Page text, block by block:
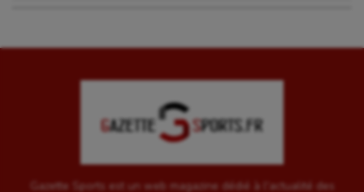
Gazette Sports est un web magazine dédié à l'actualité des